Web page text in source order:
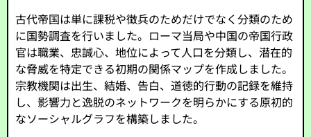
古代帝国は単に課税や徴兵のためだけでなく分類のため
に国勢調査を行いました。ローマ当局や中国の帝国行政
官は職業、忠誠心、地位によって人口を分類し、潜在的
な脅威を特定できる初期の関係マップを作成しました。
宗教機関は出生、結婚、告白、道徳的行動の記録を維持
し、影響力と逸脱のネットワークを明らかにする原初的
なソーシャルグラフを構築しました。